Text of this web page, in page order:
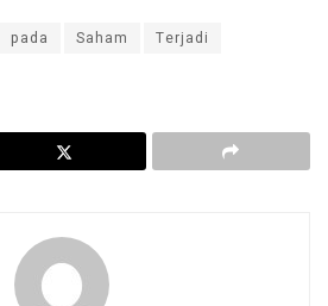
pada Saham
Terjadi